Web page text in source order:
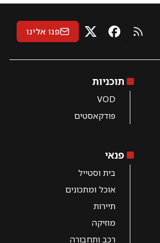
RSS פייסבוק
X פנו אלינו
תוכניות
VOD
פודקאסטים
פנאי
בית וסטייל
אוכל ומתכונים
תיירות
מוזיקה
רכב ותחבורה